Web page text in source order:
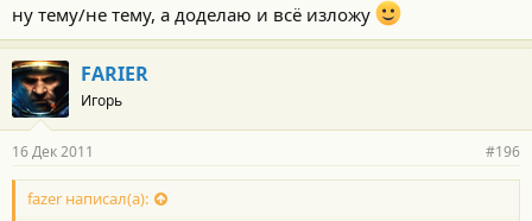
ну тему/не тему, а доделаю и всё изложу
FARIER
Игорь
16 Дек 2011 #196
fazer написал(а):